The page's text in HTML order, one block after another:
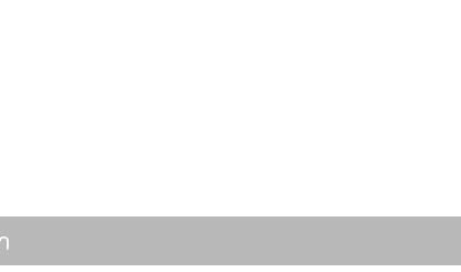
จัด “งานยอยศยิ่งฟ้า อยุธยามรดกโลก” 13-22 ธันวาคม 2567